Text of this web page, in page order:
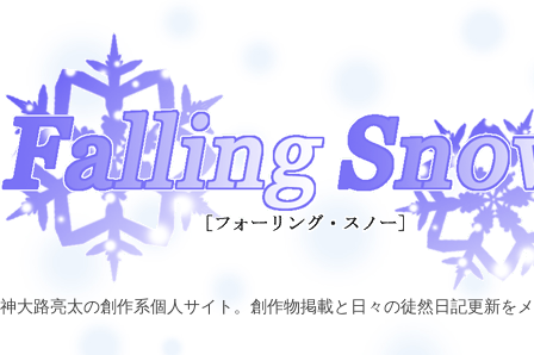
神大路亮太の創作系個人サイト。創作物掲載と日々の徒然日記更新